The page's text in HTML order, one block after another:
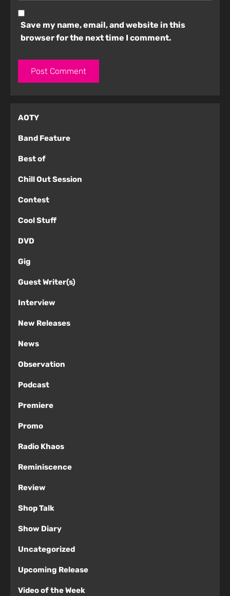
Save my name, email, and website in this
browser for the next time I comment.
AOTY
Band Feature
Best of
Chill Out Session
Contest
Cool Stuff
DVD
Gig
Guest Writer(s)
Interview
New Releases
News
Observation
Podcast
Premiere
Promo
Radio Khaos
Reminiscence
Review
Shop Talk
Show Diary
Uncategorized
Upcoming Release
Video of the Week